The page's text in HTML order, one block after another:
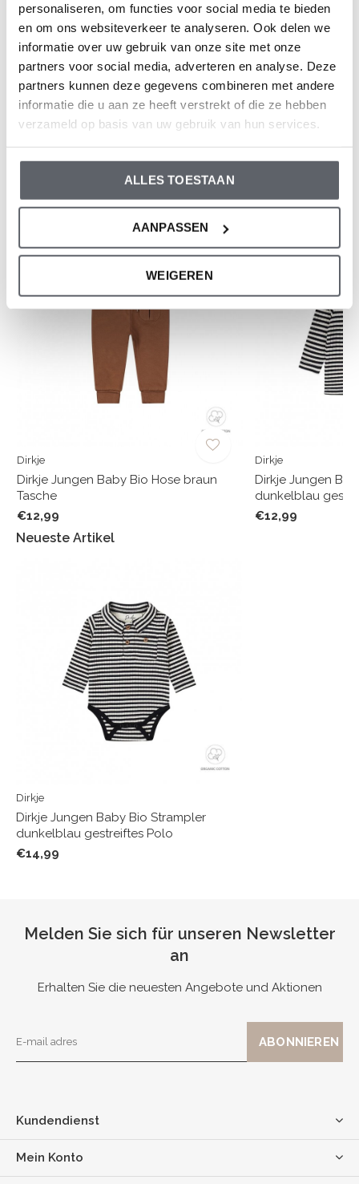
personaliseren, om functies voor social media te bieden
en om ons websiteverkeer te analyseren. Ook delen we
informatie over uw gebruik van onze site met onze
partners voor social media, adverteren en analyse. Deze
partners kunnen deze gegevens combineren met andere
informatie die u aan ze heeft verstrekt of die ze hebben
verzameld op basis van uw gebruik van hun services.
ALLES TOESTAAN
AANPASSEN
WEIGEREN
Sollten Sie zweifeln, klicken Siehierfür unsere
Größentabelle.
Bewertungen
0/ 5
Und was denkst du über diesen?
Dirkje
Dirkje Jungen Baby Bio Hose braun
Tasche
€12,99
Dirkje
Dirkje Jungen
dunkelblau
€12,99
Neueste Artikel
Dirkje
Dirkje Jungen Baby Bio Strampler
dunkelblau gestreiftes Polo
€14,99
Melden Sie sich für unseren Newsletter
an
Erhalten Sie die neuesten Angebote und Aktionen
Kundendienst
Mein Konto